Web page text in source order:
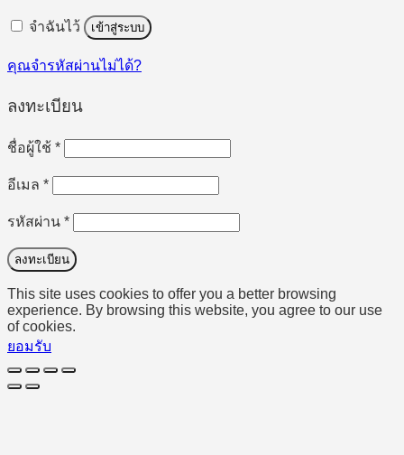
จำฉันไว้ เข้าสู่ระบบ
คุณจำรหัสผ่านไม่ได้?
ลงทะเบียน
ชื่อผู้ใช้ *ต้องการ
อีเมล *ต้องการ
รหัสผ่าน *ต้องการ
ลงทะเบียน
This site uses cookies to offer you a better browsing
experience. By browsing this website, you agree to our use
of cookies.
ยอมรับ